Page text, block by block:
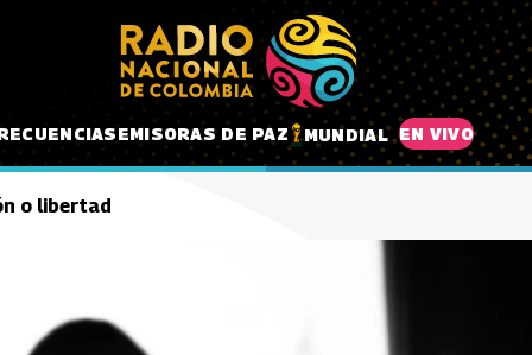
EMISORAS DE PAZ MUNDIAL EN VIVO
o libertad